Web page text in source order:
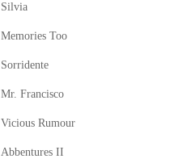
Silvia
Memories Too
Sorridente
Mr. Francisco
Vicious Rumour
Abbentures II